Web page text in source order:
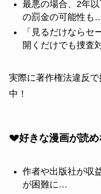
最悪の場合、2年
の罰金の可能性も
「見るだけならセ
開くだけでも捜査
実際に著作権法違反
中！
💔好きな漫画が読
作者や出版社が収
が困難に…